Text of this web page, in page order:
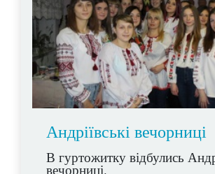
Андріївські вечорниці
В гуртожитку відбулись
вечорниці.